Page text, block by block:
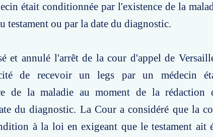
était conditionnée par l'existence de la
testament ou par la date du diagnostic.
et annulé l'arrêt de la cour d'appel de
de recevoir un legs par un médecin
de la maladie au moment de la rédaction
du diagnostic. La Cour a considéré que la
à la loi en exigeant que le testament ait